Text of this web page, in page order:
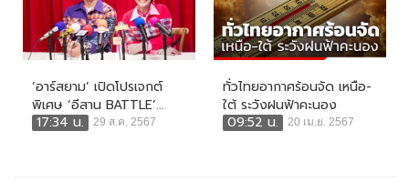
‘อาร์สยาม’ เปิดโปรเจกต์
พิเศษ ‘อีสาน BATTLE’...
17:34 น.
29 ส.ค. 2567
ทั่วไทยอากาศร้อนจัด เหนือ-
ใต้ ระวังฝนฟ้าคะนอง
09:52 น.
20 เม.ย. 2567